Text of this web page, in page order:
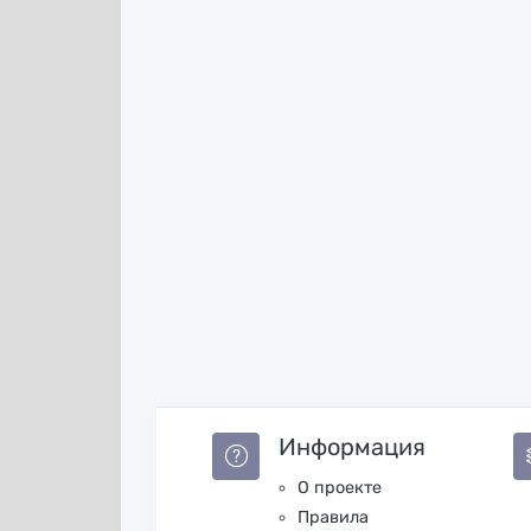
Информация
О проекте
Правила